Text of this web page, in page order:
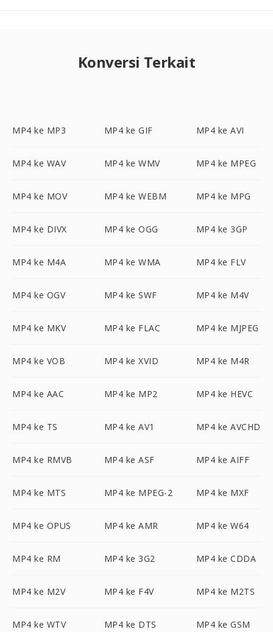
Konversi Terkait
MP4 ke MP3 MP4 ke GIF MP4 ke AVI
MP4 ke WAV MP4 ke WMV MP4 ke MPEG
MP4 ke MOV MP4 ke WEBM MP4 ke MPG
MP4 ke DIVX MP4 ke OGG MP4 ke 3GP
MP4 ke M4A MP4 ke WMA MP4 ke FLV
MP4 ke OGV MP4 ke SWF MP4 ke M4V
MP4 ke MKV MP4 ke FLAC MP4 ke MJPEG
MP4 ke VOB MP4 ke XVID MP4 ke M4R
MP4 ke AAC MP4 ke MP2 MP4 ke HEVC
MP4 ke TS MP4 ke AV1 MP4 ke AVCHD
MP4 ke RMVB MP4 ke ASF MP4 ke AIFF
MP4 ke MTS MP4 ke MPEG-2 MP4 ke MXF
MP4 ke OPUS MP4 ke AMR MP4 ke W64
MP4 ke RM MP4 ke 3G2 MP4 ke CDDA
MP4 ke M2V MP4 ke F4V MP4 ke M2TS
MP4 ke WTV MP4 ke DTS MP4 ke GSM